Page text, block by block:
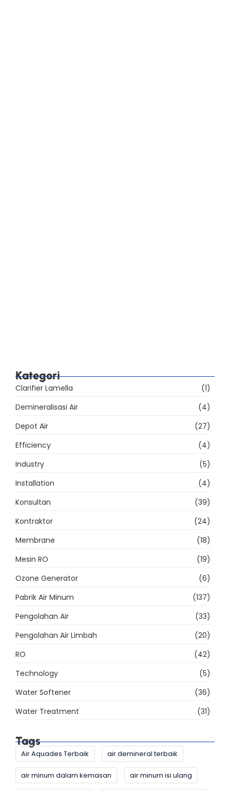
Kategori
Clarifier Lamella
(1)
Demineralisasi Air
(4)
Depot Air
(27)
Efficiency
(4)
Industry
(5)
Installation
(4)
Konsultan
(39)
Kontraktor
(24)
Membrane
(18)
Mesin RO
(19)
Ozone Generator
(6)
Pabrik Air Minum
(137)
Pengolahan Air
(33)
Pengolahan Air Limbah
(20)
RO
(42)
Technology
(5)
Water Softener
(36)
Water Treatment
(31)
Tags
Air Aquades Terbaik air demineral terbaik
air minum dalam kemasan air minum isi ulang